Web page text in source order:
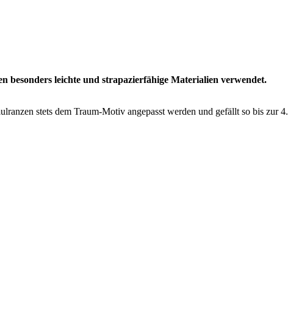
leichte und strapazierfähige Materialien verwendet.
stets dem Traum-Motiv angepasst werden und gefällt so bis zur 4.